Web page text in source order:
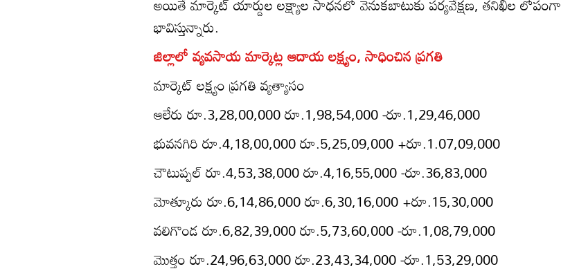
భావిస్తున్నారు.
జిల్లాలో వ్యవసాయ మార్కెట్ల ఆదాయ లక్ష్యం, సాధించిన ప్రగతి
మార్కెట్‌ లక్ష్యం ప్రగతి వ్యత్యాసం
ఆలేరు రూ.3,28,00,000 రూ.1,98,54,000 -రూ.1,29,46,000
భువనగిరి రూ.4,18,00,000 రూ.5,25,09,000 +రూ.1.07,09,000
చౌటుప్పల్‌ రూ.4,53,38,000 రూ.4,16,55,000 -రూ.36,83,000
మోత్కూరు రూ.6,14,86,000 రూ.6,30,16,000 +రూ.15,30,000
వలిగొండ రూ.6,82,39,000 రూ.5,73,60,000 -రూ.1,08,79,000
మొత్తం రూ.24,96,63,000 రూ.23,43,34,000 -రూ.1,53,29,000